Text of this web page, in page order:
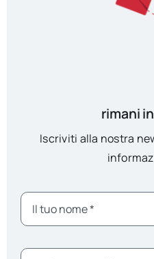
rimani
Iscriviti alla nostra